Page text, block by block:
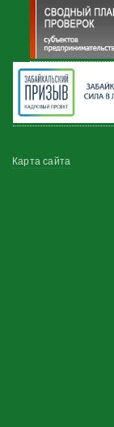
Меню
Карта сайта